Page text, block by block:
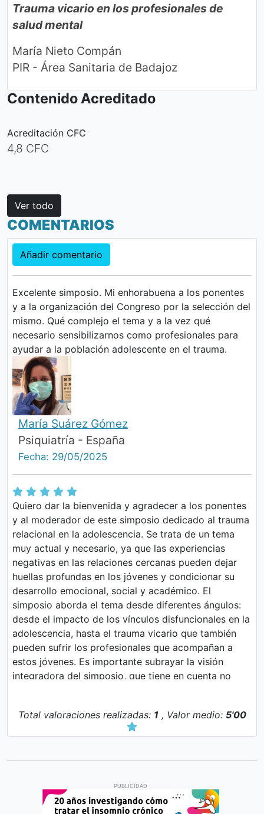
Trauma vicario en los profesionales de
salud mental
María Nieto Compán
PIR - Área Sanitaria de Badajoz
Contenido Acreditado
Acreditación CFC
4,8 CFC
Ver todo
COMENTARIOS
Añadir comentario
Excelente simposio. Mi enhorabuena a los ponentes
y a la organización del Congreso por la selección del
mismo. Qué complejo el tema y a la vez qué
necesario sensibilizarnos como profesionales para
ayudar a la población adolescente en el trauma.
María Suárez Gómez
Psiquiatría - España
Fecha: 29/05/2025
Quiero dar la bienvenida y agradecer a los ponentes
y al moderador de este simposio dedicado al trauma
relacional en la adolescencia. Se trata de un tema
muy actual y necesario, ya que las experiencias
negativas en las relaciones cercanas pueden dejar
huellas profundas en los jóvenes y condicionar su
desarrollo emocional, social y académico. El
simposio aborda el tema desde diferentes ángulos:
desde el impacto de los vínculos disfuncionales en la
adolescencia, hasta el trauma vicario que también
pueden sufrir los profesionales que acompañan a
estos jóvenes. Es importante subrayar la visión
integradora del simposio, que tiene en cuenta no
apoyo, el autocuidado y la promoción de la
resiliencia. Agradezco especialmente la participación
experiencia y su mirada sobre el trauma,
mejorar nuestra intervención en el día a día. Animo a
todos los asistentes a seguir aprendiendo, compartir
Total valoraciones realizadas: 1 , Valor medio: 5'00
PUBLICIDAD